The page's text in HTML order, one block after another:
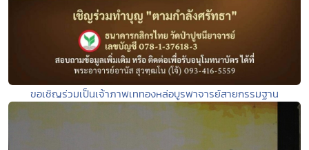
ขอเชิญร่วมเป็นเจ้าภาพเททองหล่อบูรพาจารย์สายกรรมฐาน